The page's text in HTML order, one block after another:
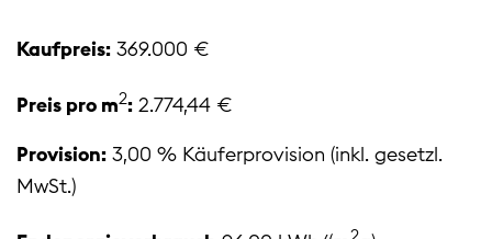
Kaufpreis: 369.000 €
Preis pro m2: 2.774,44 €
Provision: 3,00 % Käuferprovision (inkl. gesetzl.
MwSt.)
2